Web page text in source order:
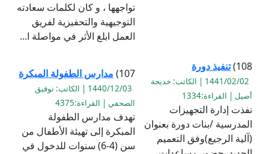
تواجهها ، و كان لكلمات سعادته
التوجيهية والتحفيزية لفريق
العمل ابلغ الأثر في مواصلة ا...
108) تنفيذ دورة
1441/02/02 | الكاتب: خديجة
أصيل | القراءة:1334
نفذت إدارة التجهيزات
المدرسية /بنات دورة بعنوان
(آلية الرجيع)وفق التعميم
107) مدارس الطفولة المبكرة
1440/12/03 | الكاتب: توفيق
الصحفي | القراءة:4375
تهدف مدارس الطفولة
المبكرة إلى تهيئة الأطفال من
سن (4-6) سنوات للدخول في